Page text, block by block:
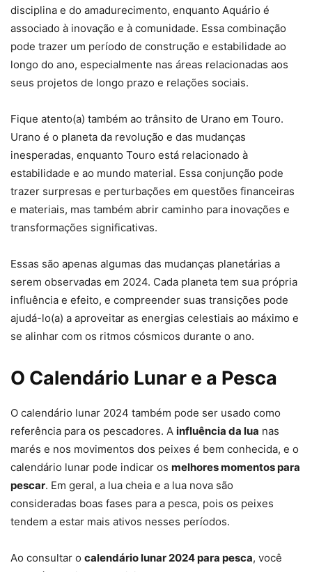
disciplina e do amadurecimento, enquanto Aquário é
associado à inovação e à comunidade. Essa combinação
pode trazer um período de construção e estabilidade ao
longo do ano, especialmente nas áreas relacionadas aos
seus projetos de longo prazo e relações sociais.
Fique atento(a) também ao trânsito de Urano em Touro.
Urano é o planeta da revolução e das mudanças
inesperadas, enquanto Touro está relacionado à
estabilidade e ao mundo material. Essa conjunção pode
trazer surpresas e perturbações em questões financeiras
e materiais, mas também abrir caminho para inovações e
transformações significativas.
Essas são apenas algumas das mudanças planetárias a
serem observadas em 2024. Cada planeta tem sua própria
influência e efeito, e compreender suas transições pode
ajudá-lo(a) a aproveitar as energias celestiais ao máximo e
se alinhar com os ritmos cósmicos durante o ano.
O Calendário Lunar e a Pesca
O calendário lunar 2024 também pode ser usado como
referência para os pescadores. A influência da lua nas
marés e nos movimentos dos peixes é bem conhecida, e o
calendário lunar pode indicar os melhores momentos para
pescar. Em geral, a lua cheia e a lua nova são
consideradas boas fases para a pesca, pois os peixes
tendem a estar mais ativos nesses períodos.
Ao consultar o calendário lunar 2024 para pesca, você